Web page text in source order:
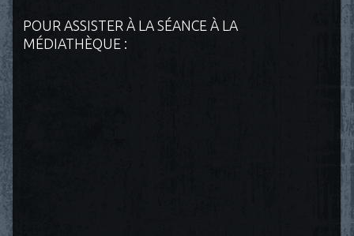
POUR ASSISTER À LA SÉANCE À LA
MÉDIATHÈQUE :